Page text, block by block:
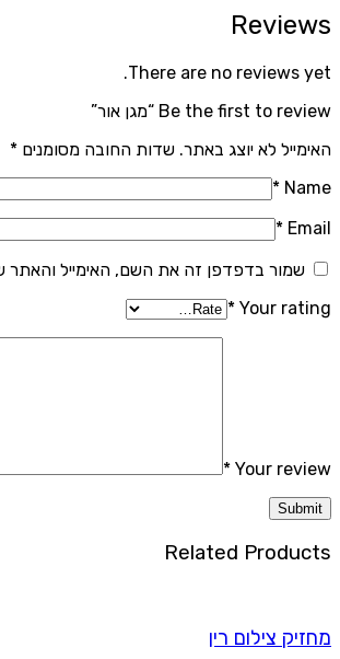
Reviews
There are no reviews yet.
Be the first to review “מגן אור”
האימייל לא יוצג באתר. שדות החובה מסומנים *
Name
*
Email
*
שמור בדפדפן זה את השם, האימייל והאתר
Your rating
*
Your review
*
Related Products
מחזיק צילום רין